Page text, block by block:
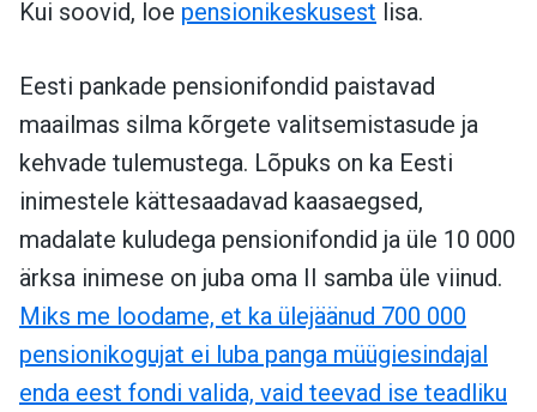
Kui soovid, loe pensionikeskusest lisa.
Eesti pankade pensionifondid paistavad
maailmas silma kõrgete valitsemistasude ja
kehvade tulemustega. Lõpuks on ka Eesti
inimestele kättesaadavad kaasaegsed,
madalate kuludega pensionifondid ja üle 10 000
ärksa inimese on juba oma II samba üle viinud.
Miks me loodame, et ka ülejäänud 700 000
pensionikogujat ei luba panga müügiesindajal
enda eest fondi valida, vaid teevad ise teadliku